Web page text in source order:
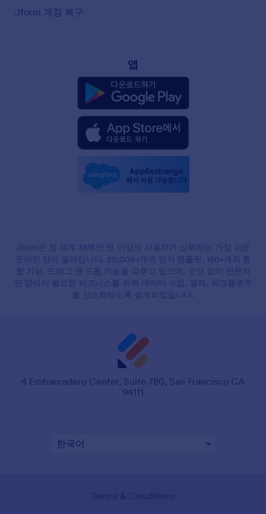
Jform 계정 복구
앱
Jform은 전 세계 35백만 명 이상의 사용자가 신뢰하는 가장 쉬운
온라인 양식 빌더입니다. 20,000+개의 양식 템플릿, 150+개의 통
합 기능, 드래그 앤 드롭 기능을 갖추고 있으며, 코딩 없이 전문적
인 양식이 필요한 비즈니스를 위해 데이터 수집, 결제, 워크플로우
를 간소화하도록 설계되었습니다.
4 Embarcadero Center, Suite 780, San Francisco CA
94111
Terms & Conditions